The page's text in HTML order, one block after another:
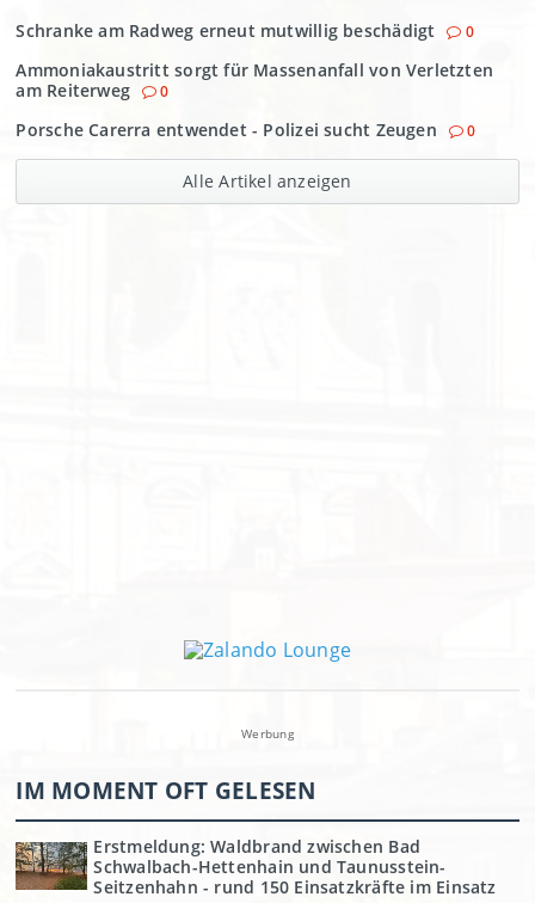
Schranke am Radweg erneut mutwillig beschädigt 0
Ammoniakaustritt sorgt für Massenanfall von Verletzten
am Reiterweg
0
Porsche Carerra entwendet - Polizei sucht Zeugen 0
Alle Artikel anzeigen
Werbung
IM MOMENT OFT GELESEN
Erstmeldung: Waldbrand zwischen Bad
Schwalbach-Hettenhain und Taunusstein-
Seitzenhahn - rund 150 Einsatzkräfte im Einsatz